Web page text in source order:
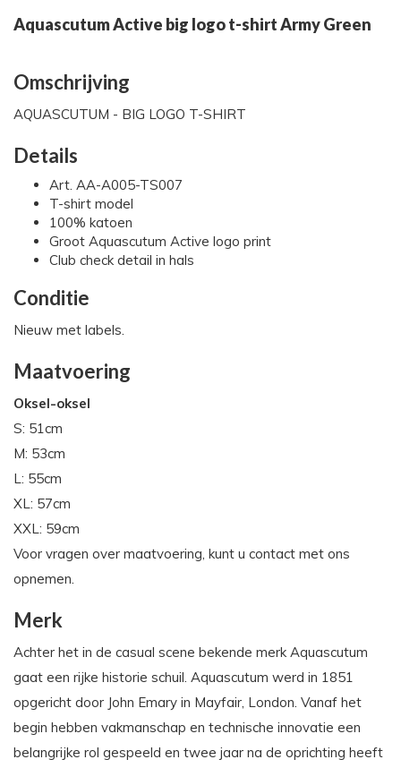
Aquascutum Active big logo t-shirt Army Green
Omschrijving
AQUASCUTUM - BIG LOGO T-SHIRT
Details
Art. AA-A005-TS007
T-shirt model
100% katoen
Groot Aquascutum Active logo print
Club check detail in hals
Conditie
Nieuw met labels.
Maatvoering
Oksel-oksel
S: 51cm
M: 53cm
L: 55cm
XL: 57cm
XXL: 59cm
Voor vragen over maatvoering, kunt u contact met ons
opnemen.
Merk
Achter het in de casual scene bekende merk Aquascutum
gaat een rijke historie schuil. Aquascutum werd in 1851
opgericht door John Emary in Mayfair, London. Vanaf het
begin hebben vakmanschap en technische innovatie een
belangrijke rol gespeeld en twee jaar na de oprichting heeft